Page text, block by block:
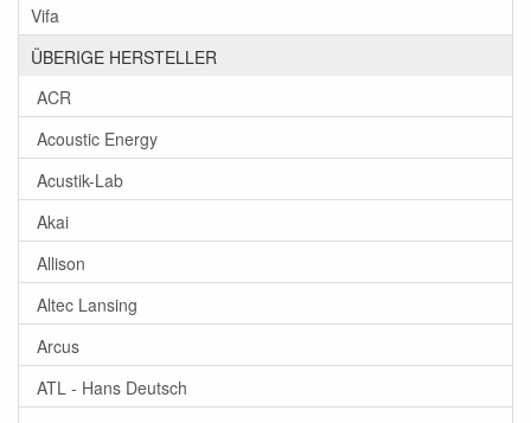
Vifa
ÜBERIGE HERSTELLER
ACR
Acoustic Energy
Acustik-Lab
Akai
Allison
Altec Lansing
Arcus
ATL - Hans Deutsch